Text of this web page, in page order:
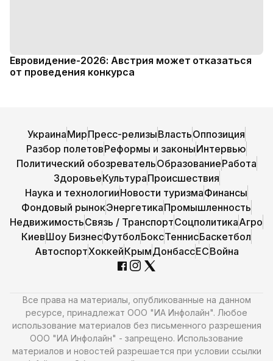
Евровидение-2026: Австрия может отказаться
от проведения конкурса
УкраинаМирПресс-релизыВластьОппозиция
Разбор полетовРеформы и законыИнтервью
Политический обозревательОбразованиеРабота
ЗдоровьеКультураПроисшествия
Наука и технологииНовости туризмаФинансы
Фондовый рынокЭнергетикаПромышленность
НедвижимостьСвязь / ТранспортСоцполитикаАгро
КиевШоу БизнесФутболБоксТеннисБаскетбол
АвтоспортХоккейКрымДонбассЕСВойна
Все права на материалы, опубликованные на данном
ресурсе, принадлежат ООО "ИА Инфолайн". Любое
использование материалов без письменного разрешения
ООО "ИА Инфолайн" - запрещено. Использование
материалов и новостей разрешается при условии ссылки